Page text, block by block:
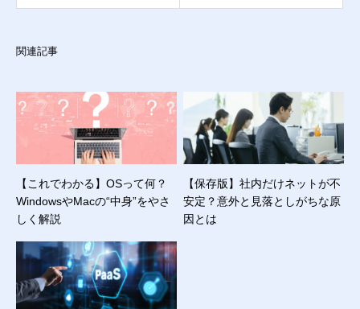
関連記事
【これでわかる】OSって何？
WindowsやMacの“中身”をやさ
しく解説
【保存版】社内だけネットが不
安定？意外と見落としがちな原
因とは